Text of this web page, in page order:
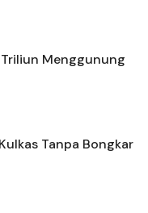
Menggunung
Tanpa Bongkar